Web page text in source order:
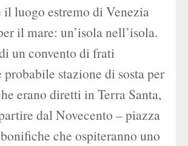
il luogo estremo di Venezia
il mare: un’isola nell’isola.
un convento di frati
stazione di sosta per
erano diretti in Terra Santa,
dal Novecento – piazza
che ospiteranno uno